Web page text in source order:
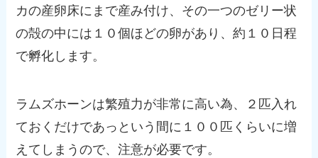
カの産卵床にまで産み付け、その一つのゼリー状
の殻の中には１０個ほどの卵があり、約１０日程
で孵化します。
ラムズホーンは繁殖力が非常に高い為、２匹入れ
ておくだけであっという間に１００匹くらいに増
えてしまうので、注意が必要です。